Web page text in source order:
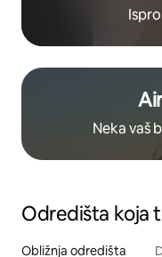
Neka vaš
Odredišta koja
Obližnja odredišta